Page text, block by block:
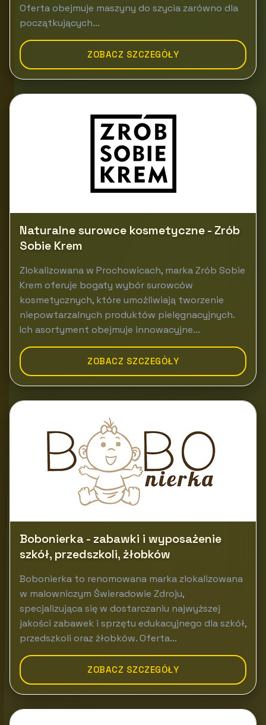
Oferta obejmuje maszyny do szycia zarówno dla
początkujących...
ZOBACZ SZCZEGÓŁY
Naturalne surowce kosmetyczne - Zrób
Sobie Krem
Zlokalizowana w Prochowicach, marka Zrób Sobie
Krem oferuje bogaty wybór surowców
kosmetycznych, które umożliwiają tworzenie
niepowtarzalnych produktów pielęgnacyjnych.
Ich asortyment obejmuje innowacyjne...
ZOBACZ SZCZEGÓŁY
Bobonierka - zabawki i wyposażenie
szkół, przedszkoli, żłobków
Bobonierka to renomowana marka zlokalizowana
w malowniczym Świeradowie Zdroju,
specjalizująca się w dostarczaniu najwyższej
jakości zabawek i sprzętu edukacyjnego dla szkół,
przedszkoli oraz żłobków. Oferta...
ZOBACZ SZCZEGÓŁY